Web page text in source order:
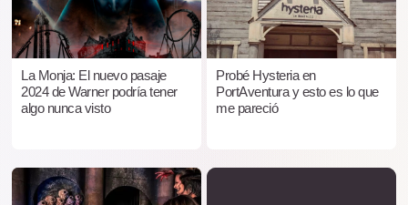
La Monja: El nuevo pasaje
2024 de Warner podría tener
algo nunca visto
Probé Hysteria en
PortAventura y esto es lo que
me pareció